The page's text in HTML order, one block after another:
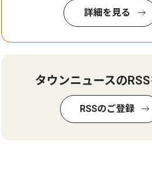
詳細を見る
タウンニュースの
RSSのご登録